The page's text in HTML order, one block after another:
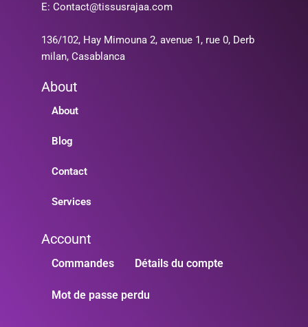
E: Contact@tissusrajaa.com
136/102, Hay Mimouna 2, avenue 1, rue 0, Derb
milan, Casablanca
About
About
Blog
Contact
Services
Account
Commandes Détails du compte
Mot de passe perdu